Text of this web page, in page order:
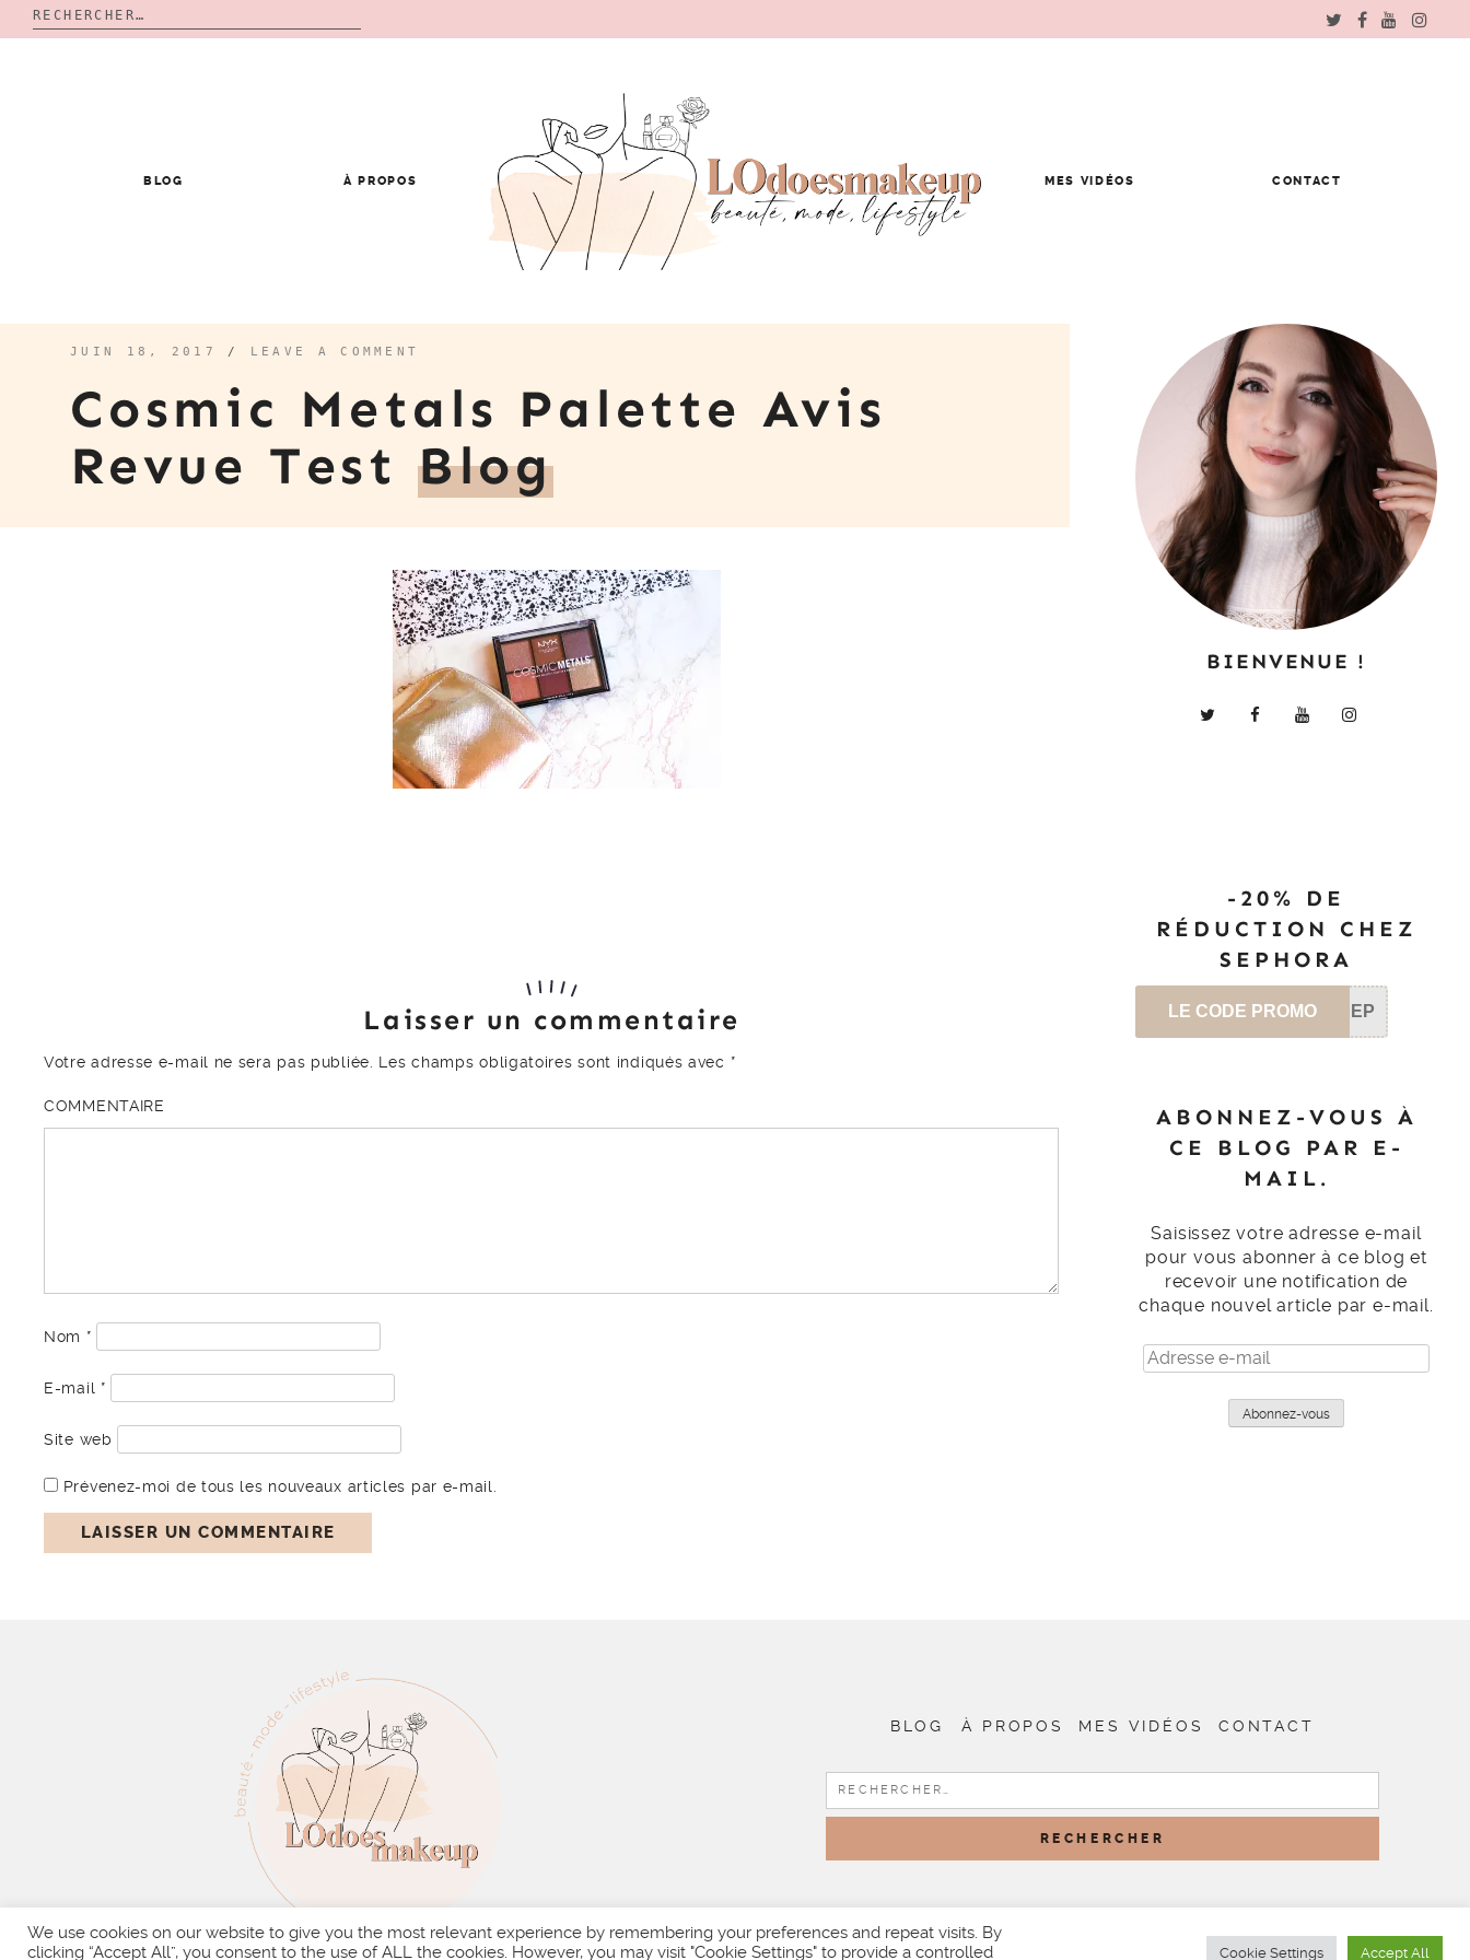
Rechercher :
BLOG À PROPOS MES VIDÉOS CONTACT
JUIN 18, 2017 / LEAVE A COMMENT
Cosmic Metals Palette Avis
Revue Test Blog
Laisser un commentaire
Votre adresse e-mail ne sera pas publiée. Les champs obligatoires sont indiqués avec *
COMMENTAIRE
Nom *
E-mail *
Site web
Prévenez-moi de tous les nouveaux articles par e-mail.
BIENVENUE !
-20% DE
RÉDUCTION CHEZ
SEPHORA
LE CODE PROMO SEP
ABONNEZ-VOUS À
CE BLOG PAR E-
MAIL.
Saisissez votre adresse e-mail
pour vous abonner à ce blog et
recevoir une notification de
chaque nouvel article par e-mail.
Adresse
e-
Abonnez-vous
BLOG À PROPOS MES VIDÉOS CONTACT
RECHERCHER :
We use cookies on our website to give you the most relevant experience by remembering your preferences and repeat visits. By
clicking “Accept All”, you consent to the use of ALL the cookies. However, you may visit "Cookie Settings" to provide a controlled
Cookie Settings Accept All